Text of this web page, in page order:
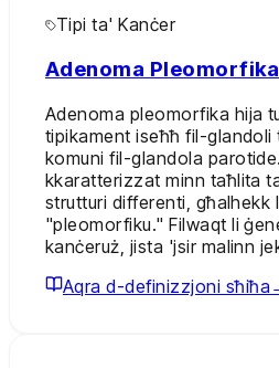
Tipi ta' Kanċer
Adenoma Pleomorfika
Adenoma pleomorfika hija
tipikament iseħħ fil-
komuni fil-glandola
kkaratterizzat minn taħlita
strutturi differenti, għalhekk
"pleomorfiku." Filwaqt li
kanċeruż, jista 'jsir malinn
Aqra d-definizzjoni sħiħa